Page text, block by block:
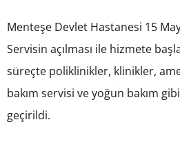
Menteşe Devlet Hastanesi 15
Servisin açılması ile hizmete
süreçte poliklinikler, klinikler,
bakım servisi ve yoğun bakım
geçirildi.